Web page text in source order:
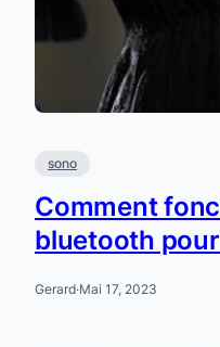
sono
Comment
bluetooth
Gerard·Mai 17, 2023